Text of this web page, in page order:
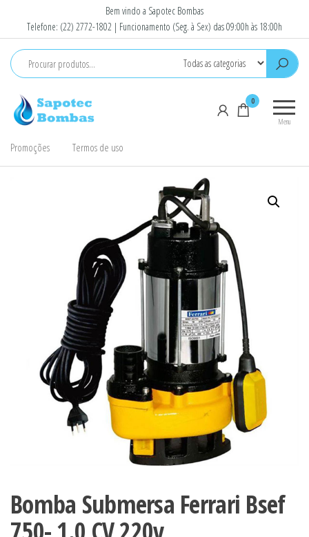
conteúdo
Bem vindo a Sapotec Bombas
Telefone: (22) 2772-1802 | Funcionamento (Seg. à Sex) das 09:00h às 18:00h
Bombas
Menu
0
Promoções Termos de uso
Bomba Submersa Ferrari Bsef